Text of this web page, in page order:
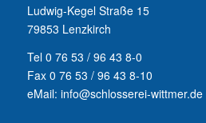
Ludwig-Kegel Straße 15
79853 Lenzkirch
Tel 0 76 53 / 96 43 8-0
Fax 0 76 53 / 96 43 8-10
eMail: info@schlosserei-wittmer.de